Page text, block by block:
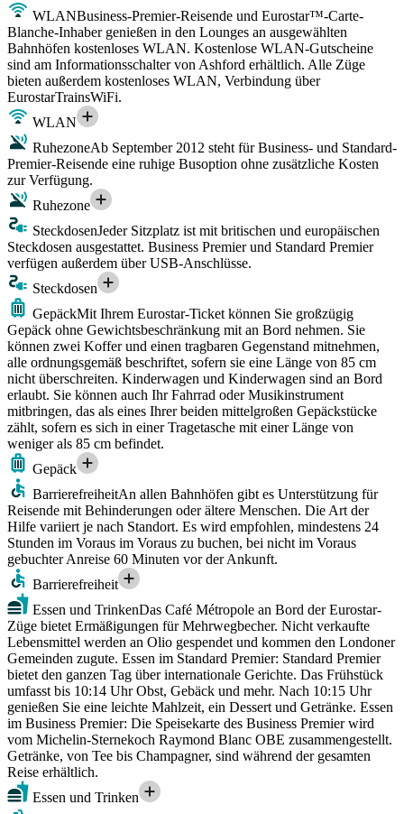
WLANBusiness-Premier-Reisende und Eurostar™-Carte-
Blanche-Inhaber genießen in den Lounges an ausgewählten
Bahnhöfen kostenloses WLAN. Kostenlose WLAN-Gutscheine
sind am Informationsschalter von Ashford erhältlich. Alle Züge
bieten außerdem kostenloses WLAN, Verbindung über
EurostarTrainsWiFi.
WLAN
RuhezoneAb September 2012 steht für Business- und Standard-
Premier-Reisende eine ruhige Busoption ohne zusätzliche Kosten
zur Verfügung.
Ruhezone
SteckdosenJeder Sitzplatz ist mit britischen und europäischen
Steckdosen ausgestattet. Business Premier und Standard Premier
verfügen außerdem über USB-Anschlüsse.
Steckdosen
GepäckMit Ihrem Eurostar-Ticket können Sie großzügig
Gepäck ohne Gewichtsbeschränkung mit an Bord nehmen. Sie
können zwei Koffer und einen tragbaren Gegenstand mitnehmen,
alle ordnungsgemäß beschriftet, sofern sie eine Länge von 85 cm
nicht überschreiten. Kinderwagen und Kinderwagen sind an Bord
erlaubt. Sie können auch Ihr Fahrrad oder Musikinstrument
mitbringen, das als eines Ihrer beiden mittelgroßen Gepäckstücke
zählt, sofern es sich in einer Tragetasche mit einer Länge von
weniger als 85 cm befindet.
Gepäck
BarrierefreiheitAn allen Bahnhöfen gibt es Unterstützung für
Reisende mit Behinderungen oder ältere Menschen. Die Art der
Hilfe variiert je nach Standort. Es wird empfohlen, mindestens 24
Stunden im Voraus im Voraus zu buchen, bei nicht im Voraus
gebuchter Anreise 60 Minuten vor der Ankunft.
Barrierefreiheit
Essen und TrinkenDas Café Métropole an Bord der Eurostar-
Züge bietet Ermäßigungen für Mehrwegbecher. Nicht verkaufte
Lebensmittel werden an Olio gespendet und kommen den Londoner
Gemeinden zugute. Essen im Standard Premier: Standard Premier
bietet den ganzen Tag über internationale Gerichte. Das Frühstück
umfasst bis 10:14 Uhr Obst, Gebäck und mehr. Nach 10:15 Uhr
genießen Sie eine leichte Mahlzeit, ein Dessert und Getränke. Essen
im Business Premier: Die Speisekarte des Business Premier wird
vom Michelin-Sternekoch Raymond Blanc OBE zusammengestellt.
Getränke, von Tee bis Champagner, sind während der gesamten
Reise erhältlich.
Essen und Trinken